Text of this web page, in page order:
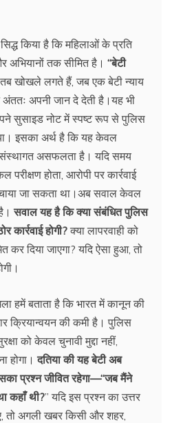
किया है कि महिलाओं के प्रति
अभियानों तक सीमित है। “बेटी
खोखले लगते हैं, जब एक बेटी न्याय
अपनी जान दे देती है।यह भी
सुसाइड नोट में स्पष्ट रूप से पुलिस
इसका अर्थ है कि यह केवल
संस्थागत असफलता है। यदि समय
परीक्षण होता, आरोपी पर कार्रवाई
जा सकता था।अब सवाल केवल
है।सवाल यह है कि क्या संबंधित पुलिस
कार्रवाई होगी?क्या लापरवाही को
कर दिया जाएगा? यदि ऐसा हुआ, तो
है कि भारत में कानून की
क्रियान्वयन की कमी है। पुलिस
को केवल चुनावी मुद्दा नहीं,
होगा।दतिया की यह बेटी अब
प्रश्न जीवित रहेगा—“जब मैंने
कहाँ थी?” यदि इस प्रश्न का उत्तर
तो अगली खबर किसी और शहर,